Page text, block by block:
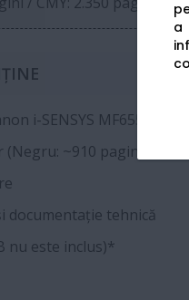
a
i-SENSYS MF655Cdw
~910 pagini /
documentație tehnică
nu este inclus)*